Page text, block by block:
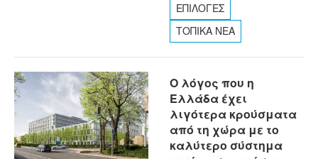
ΕΠΙΛΟΓΕΣ
ΤΟΠΙΚΑ ΝΕΑ
Ο λόγος που η
Ελλάδα έχει
λιγότερα κρούσματα
από τη χώρα με το
καλύτερο σύστημα